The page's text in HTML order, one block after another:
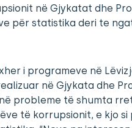
në Gjykatat dhe
për statistika deri te
i programeve në
në Gjykata dhe
probleme të shumta
të korrupsionit, e kjo si